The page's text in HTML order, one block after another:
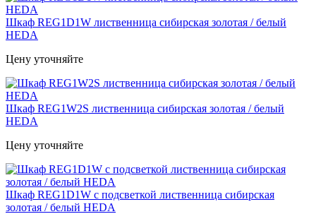
Шкаф REG1D1W лиственница сибирская золотая / белый
HEDA
Цену уточняйте
Шкаф REG1W2S лиственница сибирская золотая / белый
HEDA
Цену уточняйте
Шкаф REG1D1W с подсветкой лиственница сибирская
золотая / белый HEDA